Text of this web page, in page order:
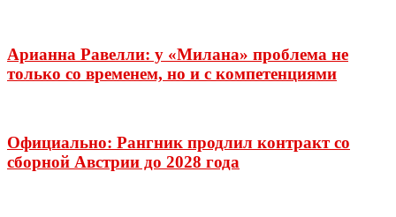
Арианна Равелли: у «Милана» проблема не
только со временем, но и с компетенциями
Официально: Рангник продлил контракт со
сборной Австрии до 2028 года